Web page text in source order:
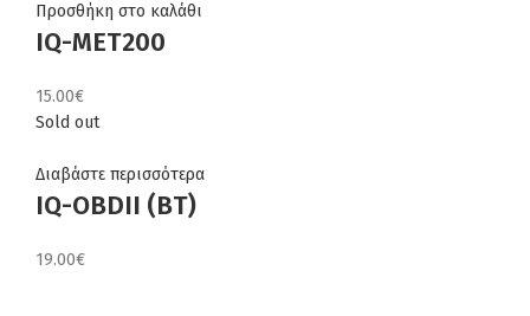
Προσθήκη στο καλάθι
IQ-MET200
15.00€
Sold out
Διαβάστε περισσότερα
IQ-OBDII (BT)
19.00€